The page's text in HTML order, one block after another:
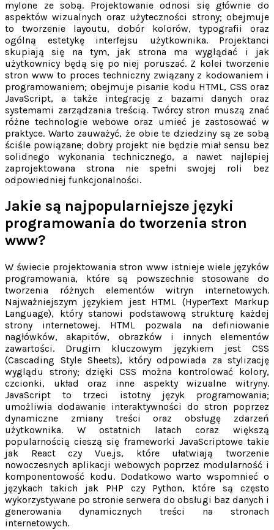
mylone ze sobą. Projektowanie odnosi się głównie do
aspektów wizualnych oraz użyteczności strony; obejmuje
to tworzenie layoutu, dobór kolorów, typografii oraz
ogólną estetykę interfejsu użytkownika. Projektanci
skupiają się na tym, jak strona ma wyglądać i jak
użytkownicy będą się po niej poruszać. Z kolei tworzenie
stron www to proces techniczny związany z kodowaniem i
programowaniem; obejmuje pisanie kodu HTML, CSS oraz
JavaScript, a także integrację z bazami danych oraz
systemami zarządzania treścią. Twórcy stron muszą znać
różne technologie webowe oraz umieć je zastosować w
praktyce. Warto zauważyć, że obie te dziedziny są ze sobą
ściśle powiązane; dobry projekt nie będzie miał sensu bez
solidnego wykonania technicznego, a nawet najlepiej
zaprojektowana strona nie spełni swojej roli bez
odpowiedniej funkcjonalności.
Jakie są najpopularniejsze języki
programowania do tworzenia stron
www?
W świecie projektowania stron www istnieje wiele języków
programowania, które są powszechnie stosowane do
tworzenia różnych elementów witryn internetowych.
Najważniejszym językiem jest HTML (HyperText Markup
Language), który stanowi podstawową strukturę każdej
strony internetowej. HTML pozwala na definiowanie
nagłówków, akapitów, obrazków i innych elementów
zawartości. Drugim kluczowym językiem jest CSS
(Cascading Style Sheets), który odpowiada za stylizację
wyglądu strony; dzięki CSS można kontrolować kolory,
czcionki, układ oraz inne aspekty wizualne witryny.
JavaScript to trzeci istotny język programowania;
umożliwia dodawanie interaktywności do stron poprzez
dynamiczne zmiany treści oraz obsługę zdarzeń
użytkownika. W ostatnich latach coraz większą
popularnością cieszą się frameworki JavaScriptowe takie
jak React czy Vue.js, które ułatwiają tworzenie
nowoczesnych aplikacji webowych poprzez modularność i
komponentowość kodu. Dodatkowo warto wspomnieć o
językach takich jak PHP czy Python, które są często
wykorzystywane po stronie serwera do obsługi baz danych i
generowania dynamicznych treści na stronach
internetowych.